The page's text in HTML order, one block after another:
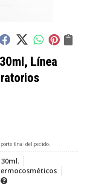
Línea
final del pedido.